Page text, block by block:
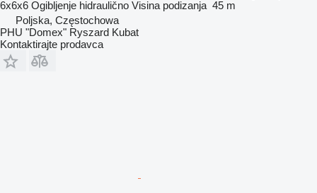
6x6x6 Ogibljenje hidraulično Visina podizanja 45 m
Poljska, Częstochowa
PHU "Domex" Ryszard Kubat
Kontaktirajte prodavca